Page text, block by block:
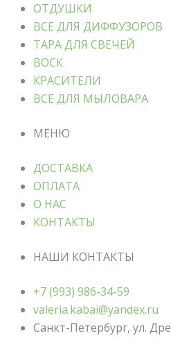
ОТДУШКИ
ВСЕ ДЛЯ ДИФФУЗОРОВ
ТАРА ДЛЯ СВЕЧЕЙ
ВОСК
КРАСИТЕЛИ
ВСЕ ДЛЯ МЫЛОВАРА
МЕНЮ
ДОСТАВКА
ОПЛАТА
О НАС
КОНТАКТЫ
НАШИ КОНТАКТЫ
+7 (993) 986-34-59
valeria.kabai@yandex.ru
Санкт-Петербург, ул.